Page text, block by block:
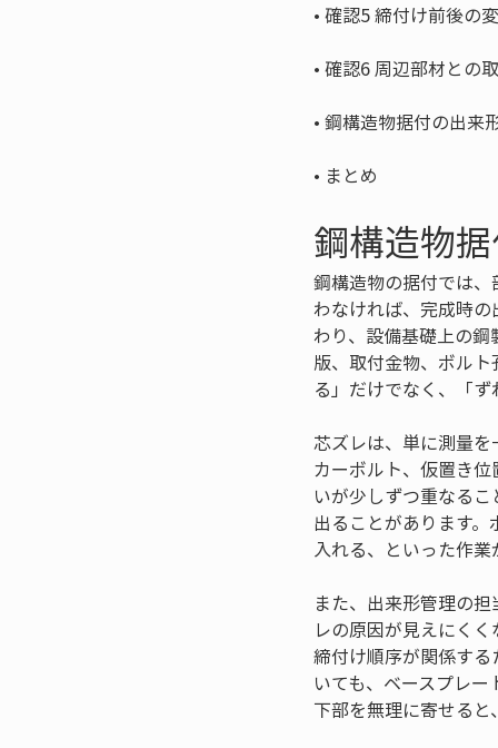
•
•
•
• まとめ
鋼構造物
鋼構造物の据付では
わなければ、完成時
わり、設備基礎上の
版、取付金物、ボル
る」だけでなく、「
芯ズレは、単に測量
カーボルト、仮置き
いが少しずつ重なる
出ることがあります
入れる、といった作
また、出来形管理の
レの原因が見えにく
締付け順序が関係す
いても、ベースプレ
下部を無理に寄せる